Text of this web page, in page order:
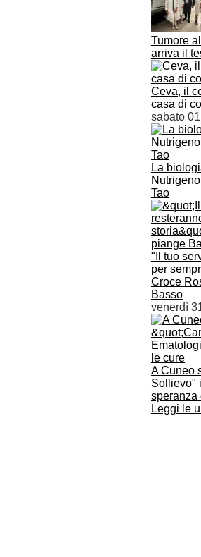
Tumore
arriva il
Ceva, il
casa di
sabato
La
Tao
"Il tuo
per
Croce
Basso
venerdì
A Cuneo
Sollievo"
speranza
Leggi le